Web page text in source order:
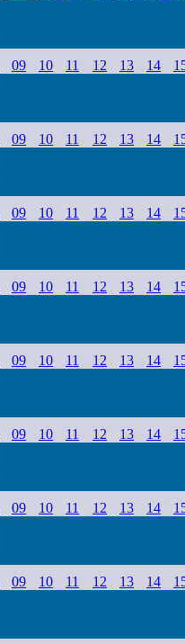
09 10 11 12 13 14
09 10 11 12 13 14
09 10 11 12 13 14
09 10 11 12 13 14
09 10 11 12 13 14
09 10 11 12 13 14
09 10 11 12 13 14
09 10 11 12 13 14